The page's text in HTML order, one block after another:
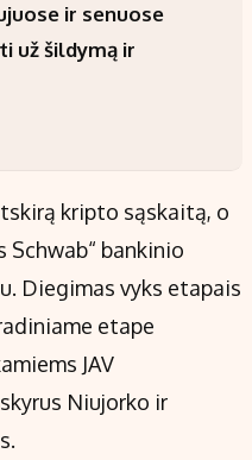
ir senuose
už šildymą ir
kripto sąskaitą, o
Schwab“ bankinio
Diegimas vyks etapais
etape
JAV
Niujorko ir